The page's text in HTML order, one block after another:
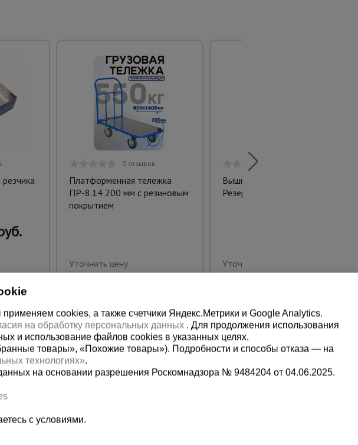
0 отзывов
Платформенная тележка
ПР-8.14 200 мм с резиновым
покрытием
Уточнить цену
Вышка-тура TeaM ВСП
Резервуарная 2.0х2.0, 14.7 м
Уточнить цену
+7 (938) 992-1-992
cookies, а также счетчики Яндекс.Метрики и Google Analytics.
на обработку персональных данных . Для продолжения использования
и использование файлов cookies в указанных целях.
товары», «Похожие товары»). Подробности и способы отказа — на
технологиях».
на основании разрешения Роскомнадзора № 9484204 от 04.06.2025.
с условиями.